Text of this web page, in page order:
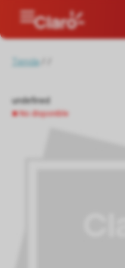
Tienda/
undefined
No disponible